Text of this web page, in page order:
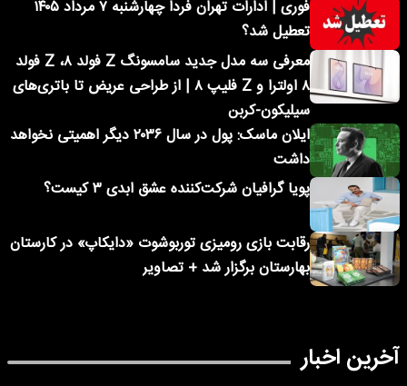
فوری | ادارات تهران فردا چهارشنبه ۷ مرداد ۱۴۰۵
تعطیل شد؟
معرفی سه مدل جدید سامسونگ Z فولد ۸، Z فولد
۸ اولترا و Z فلیپ ۸ | از طراحی عریض تا باتری‌های
سیلیکون-کربن
ایلان ماسک: پول در سال ۲۰۳۶ دیگر اهمیتی نخواهد
داشت
پویا گرافیان شرکت‌کننده عشق ابدی ۳ کیست؟
رقابت بازی رومیزی توربوشوت «دایکاپ» در کارستان
بهارستان برگزار شد + تصاویر
آخرین اخبار